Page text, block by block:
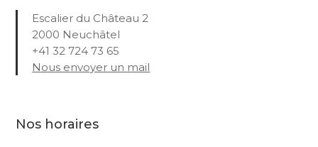
Escalier du Château 2
2000 Neuchâtel
+41 32 724 73 65
Nous envoyer un mail
Nos horaires